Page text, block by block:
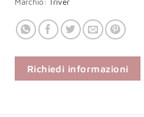
Marchio: Triver
Richiedi informazioni